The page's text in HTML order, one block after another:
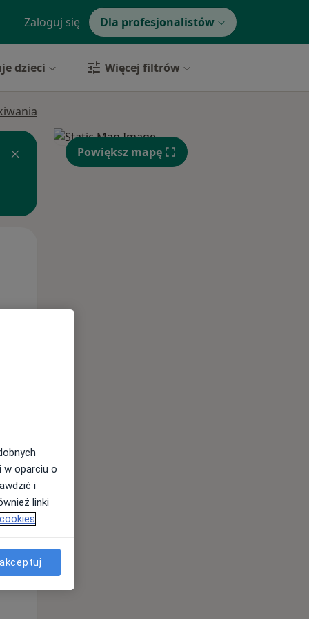
Zaloguj się Dla profesjonalistów
dzieci Więcej filtrów
Wt,
Powiększ mapę
w oparciu o
i
linki